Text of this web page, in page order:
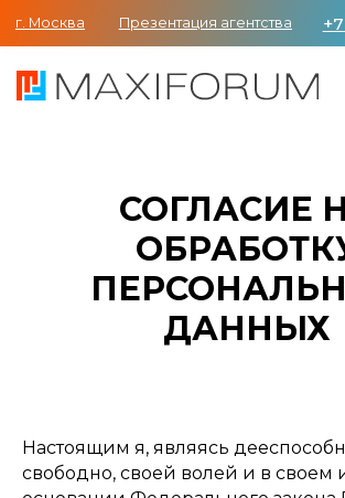
г. Москва Презентация агентства +7 (495) 025-03-94
СОГЛАСИЕ
ДАННЫХ
Настоящим я, являясь
свободно, своей волей и в своем